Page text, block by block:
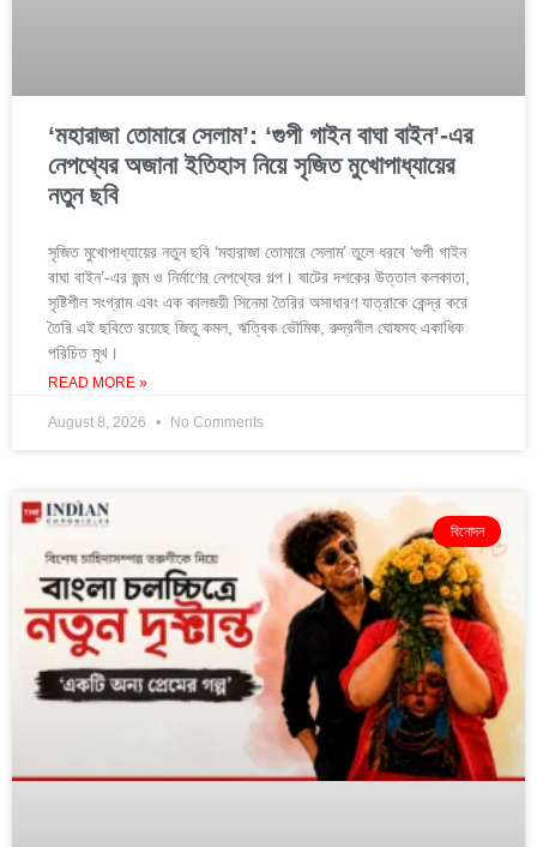
‘মহারাজা তোমারে সেলাম’: ‘গুপী গাইন বাঘা বাইন’-এর
নেপথ্যের অজানা ইতিহাস নিয়ে সৃজিত মুখোপাধ্যায়ের
নতুন ছবি
সৃজিত মুখোপাধ্যায়ের নতুন ছবি ‘মহারাজা তোমারে সেলাম’ তুলে ধরবে ‘গুপী গাইন
বাঘা বাইন’-এর জন্ম ও নির্মাণের নেপথ্যের গল্প। ষাটের দশকের উত্তাল কলকাতা,
সৃষ্টিশীল সংগ্রাম এবং এক কালজয়ী সিনেমা তৈরির অসাধারণ যাত্রাকে কেন্দ্র করে
তৈরি এই ছবিতে রয়েছে জিতু কমল, ঋত্বিক ভৌমিক, রুদ্রনীল ঘোষসহ একাধিক
পরিচিত মুখ।
READ MORE »
August 8, 2026 No Comments
বিনোদন